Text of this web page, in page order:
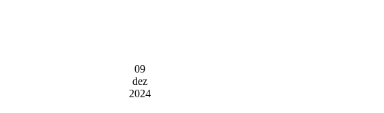
09
dez
2024